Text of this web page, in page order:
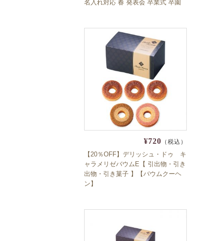
名入れ対応 春 発表会 卒業式 卒園
¥720 （税込）
【20％OFF】デリッシュ・ドゥ キ
ャラメリゼバウムE【 引出物・引き
出物・引き菓子 】【バウムクーヘ
ン】